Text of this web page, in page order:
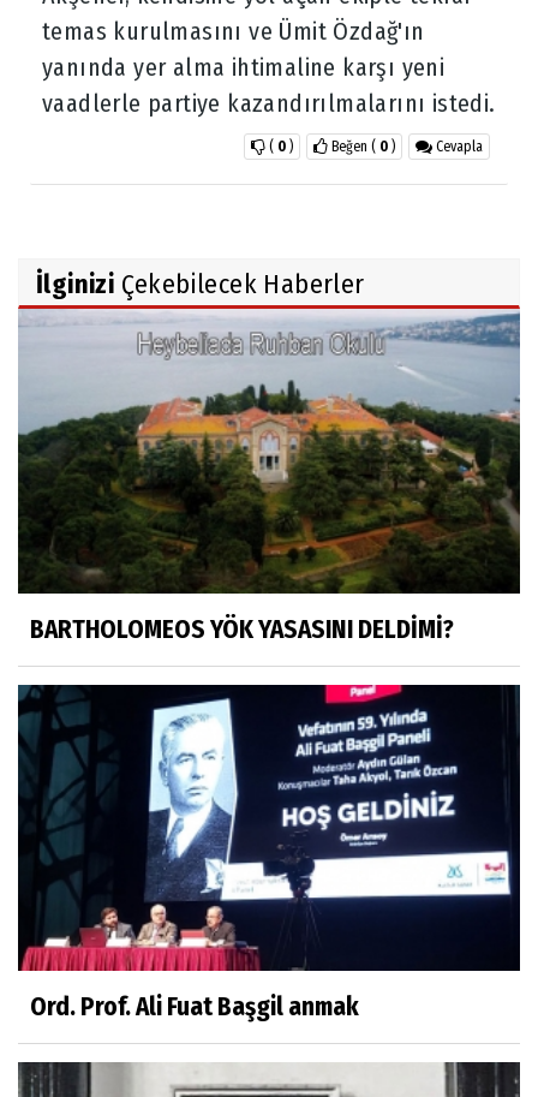
temas kurulmasını ve Ümit Özdağ'ın
yanında yer alma ihtimaline karşı yeni
vaadlerle partiye kazandırılmalarını istedi.
Cevapla
Beğen ( 0 )
( 0 )
İlginizi Çekebilecek Haberler
BARTHOLOMEOS YÖK YASASINI DELDİMİ?
Ord. Prof. Ali Fuat Başgil anmak